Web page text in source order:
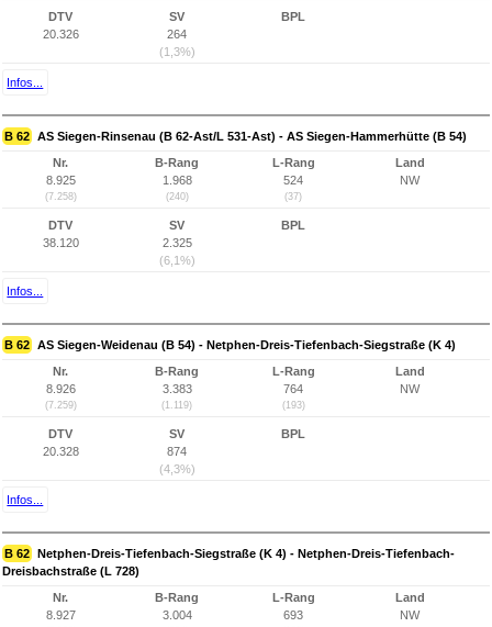
DTV
20.326
SV
264
(1,3%)
BPL
Infos...
B 62 AS Siegen-Rinsenau (B 62-Ast/L 531-Ast) - AS Siegen-Hammerhütte (B 54)
Nr.
8.925
(7.258)
B-Rang
1.968
(240)
L-Rang
524
(37)
Land
NW
DTV
38.120
SV
2.325
(6,1%)
BPL
Infos...
B 62 AS Siegen-Weidenau (B 54) - Netphen-Dreis-Tiefenbach-Siegstraße (K 4)
Nr.
8.926
(7.259)
B-Rang
3.383
(1.119)
L-Rang
764
(193)
Land
NW
DTV
20.328
SV
874
(4,3%)
BPL
Infos...
B 62 Netphen-Dreis-Tiefenbach-Siegstraße (K 4) - Netphen-Dreis-Tiefenbach-
Dreisbachstraße (L 728)
Nr.
8.927
B-Rang
3.004
L-Rang
693
Land
NW